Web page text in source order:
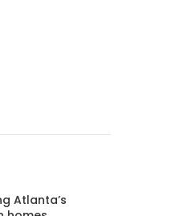
Atlanta’s